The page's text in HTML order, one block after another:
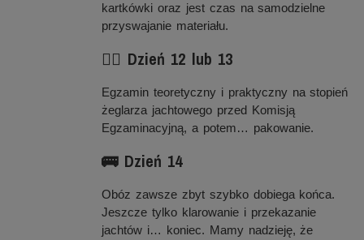
kartkówki oraz jest czas na samodzielne
przyswajanie materiału.
✍🏻 Dzień 12 lub 13
Egzamin teoretyczny i praktyczny na stopień
żeglarza jachtowego przed Komisją
Egzaminacyjną, a potem… pakowanie.
🚌 Dzień 14
Obóz zawsze zbyt szybko dobiega końca.
Jeszcze tylko klarowanie i przekazanie
jachtów i… koniec. Mamy nadzieję, że